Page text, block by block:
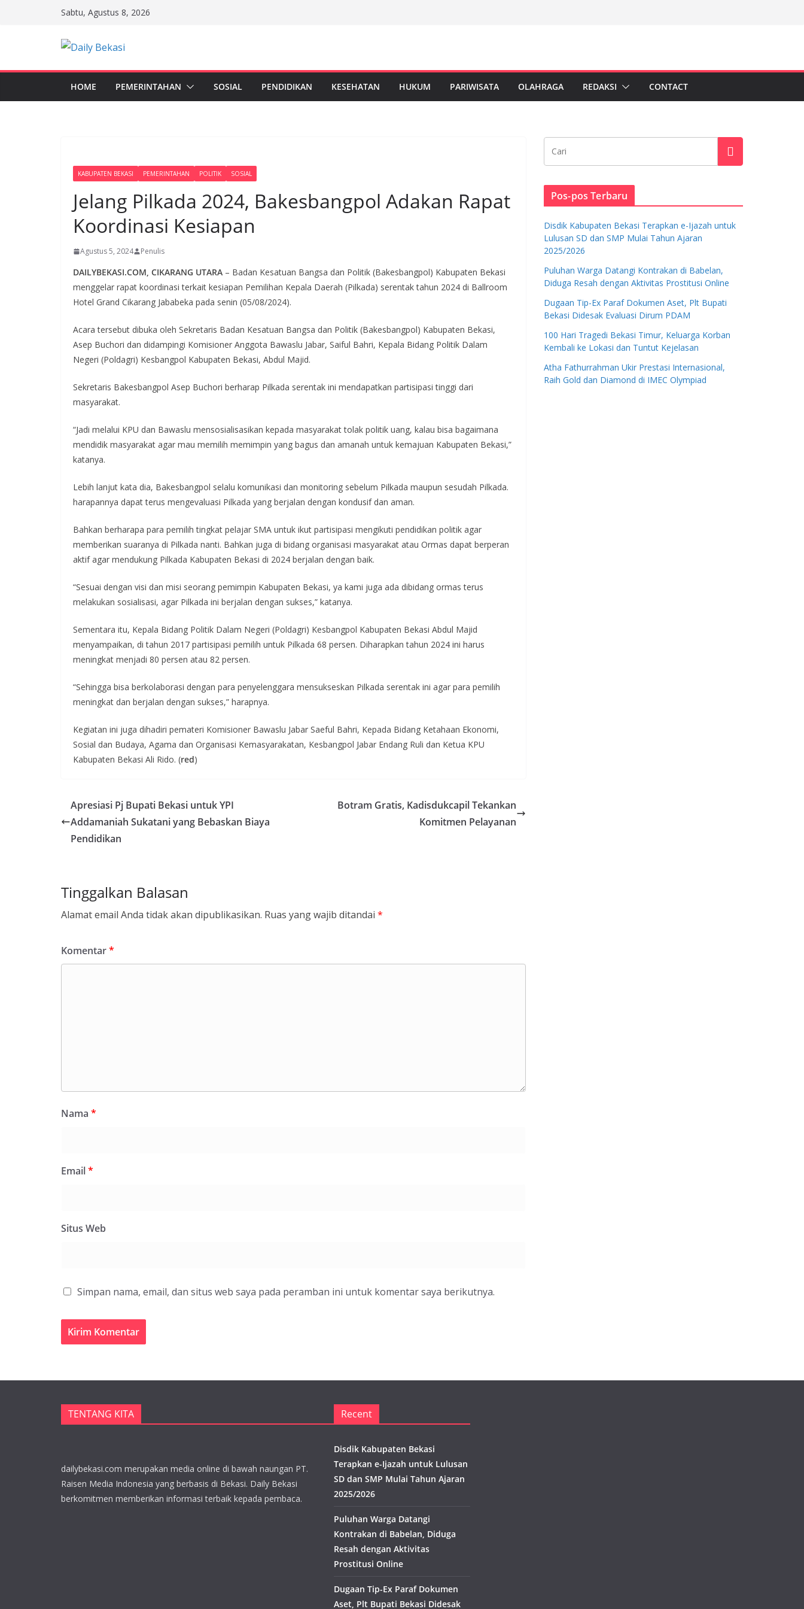
Sabtu, Agustus 8, 2026
HOME PEMERINTAHAN SOSIAL PENDIDIKAN KESEHATAN HUKUM PARIWISATA OLAHRAGA REDAKSI CONTACT
KABUPATEN BEKASI PEMERINTAHAN POLITIK SOSIAL
Jelang Pilkada 2024, Bakesbangpol Adakan Rapat
Koordinasi Kesiapan
Agustus 5, 2024 Penulis
DAILYBEKASI.COM, CIKARANG UTARA – Badan Kesatuan Bangsa dan Politik (Bakesbangpol) Kabupaten Bekasi
menggelar rapat koordinasi terkait kesiapan Pemilihan Kepala Daerah (Pilkada) serentak tahun 2024 di Ballroom
Hotel Grand Cikarang Jababeka pada senin (05/08/2024).
Acara tersebut dibuka oleh Sekretaris Badan Kesatuan Bangsa dan Politik (Bakesbangpol) Kabupaten Bekasi,
Asep Buchori dan didampingi Komisioner Anggota Bawaslu Jabar, Saiful Bahri, Kepala Bidang Politik Dalam
Negeri (Poldagri) Kesbangpol Kabupaten Bekasi, Abdul Majid.
Sekretaris Bakesbangpol Asep Buchori berharap Pilkada serentak ini mendapatkan partisipasi tinggi dari
masyarakat.
“Jadi melalui KPU dan Bawaslu mensosialisasikan kepada masyarakat tolak politik uang, kalau bisa bagaimana
mendidik masyarakat agar mau memilih memimpin yang bagus dan amanah untuk kemajuan Kabupaten Bekasi,”
katanya.
Lebih lanjut kata dia, Bakesbangpol selalu komunikasi dan monitoring sebelum Pilkada maupun sesudah Pilkada.
harapannya dapat terus mengevaluasi Pilkada yang berjalan dengan kondusif dan aman.
Bahkan berharapa para pemilih tingkat pelajar SMA untuk ikut partisipasi mengikuti pendidikan politik agar
memberikan suaranya di Pilkada nanti. Bahkan juga di bidang organisasi masyarakat atau Ormas dapat berperan
aktif agar mendukung Pilkada Kabupaten Bekasi di 2024 berjalan dengan baik.
“Sesuai dengan visi dan misi seorang pemimpin Kabupaten Bekasi, ya kami juga ada dibidang ormas terus
melakukan sosialisasi, agar Pilkada ini berjalan dengan sukses,” katanya.
Sementara itu, Kepala Bidang Politik Dalam Negeri (Poldagri) Kesbangpol Kabupaten Bekasi Abdul Majid
menyampaikan, di tahun 2017 partisipasi pemilih untuk Pilkada 68 persen. Diharapkan tahun 2024 ini harus
meningkat menjadi 80 persen atau 82 persen.
“Sehingga bisa berkolaborasi dengan para penyelenggara mensukseskan Pilkada serentak ini agar para pemilih
meningkat dan berjalan dengan sukses,” harapnya.
Kegiatan ini juga dihadiri pemateri Komisioner Bawaslu Jabar Saeful Bahri, Kepada Bidang Ketahaan Ekonomi,
Sosial dan Budaya, Agama dan Organisasi Kemasyarakatan, Kesbangpol Jabar Endang Ruli dan Ketua KPU
Kabupaten Bekasi Ali Rido. (red)
Apresiasi Pj Bupati Bekasi untuk YPI
Addamaniah Sukatani yang Bebaskan Biaya
Pendidikan
Botram Gratis, Kadisdukcapil Tekankan
Komitmen Pelayanan
Tinggalkan Balasan
Alamat email Anda tidak akan dipublikasikan. Ruas yang wajib ditandai *
Komentar*
Nama *
Email*
Situs Web
Simpan nama, email, dan situs web saya pada peramban ini untuk komentar saya berikutnya.
Pos-pos Terbaru
Disdik Kabupaten Bekasi Terapkan e-Ijazah untuk
Lulusan SD dan SMP Mulai Tahun Ajaran
2025/2026
Puluhan Warga Datangi Kontrakan di Babelan,
Diduga Resah dengan Aktivitas Prostitusi Online
Dugaan Tip-Ex Paraf Dokumen Aset, Plt Bupati
Bekasi Didesak Evaluasi Dirum PDAM
100 Hari Tragedi Bekasi Timur, Keluarga Korban
Kembali ke Lokasi dan Tuntut Kejelasan
Atha Fathurrahman Ukir Prestasi Internasional,
Raih Gold dan Diamond di IMEC Olympiad
TENTANG KITA
dailybekasi.com merupakan media online di bawah naungan PT.
Raisen Media Indonesia yang berbasis di Bekasi. Daily Bekasi
berkomitmen memberikan informasi terbaik kepada pembaca.
Recent
Disdik Kabupaten Bekasi
Terapkan e-Ijazah untuk Lulusan
SD dan SMP Mulai Tahun Ajaran
2025/2026
Puluhan Warga Datangi
Kontrakan di Babelan, Diduga
Resah dengan Aktivitas
Prostitusi Online
Dugaan Tip-Ex Paraf Dokumen
Aset, Plt Bupati Bekasi Didesak